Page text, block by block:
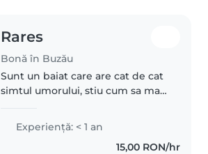
Rares
Bonă în Buzău
Sunt un baiat care are cat de cat
simtul umorului, stiu cum sa ma
mici. Ma consider o persoana
Experienţă: < 1 an
15,00 RON/hr